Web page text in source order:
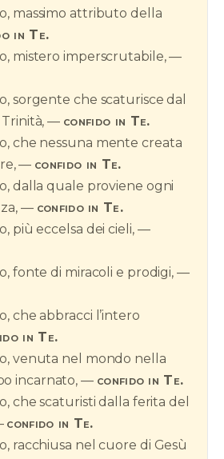
massimo attributo della
in Te.
mistero imperscrutabile, —
sorgente che scaturisce dal
Trinità, — confido in Te.
che nessuna mente creata
— confido in Te.
dalla quale proviene ogni
— confido in Te.
più eccelsa dei cieli, —
fonte di miracoli e prodigi, —
che abbracci l’intero
in Te.
venuta nel mondo nella
incarnato, — confido in Te.
che scaturisti dalla ferita del
confido in Te.
racchiusa nel cuore di Gesù